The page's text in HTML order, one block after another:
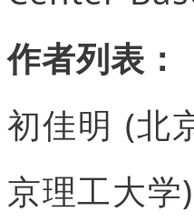
作者列表：
初佳明 (北
京理工大